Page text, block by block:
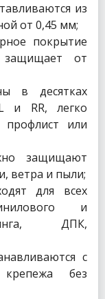
из
от 0,45 мм;
покрытие
защищает от
в десятках
и RR, легко
профлист или
защищают
ветра и пыли;
для всех
и
ДПК,
с
без